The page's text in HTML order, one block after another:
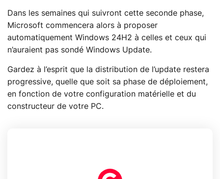
Dans les semaines qui suivront cette seconde phase,
Microsoft commencera alors à proposer
automatiquement Windows 24H2 à celles et ceux qui
n’auraient pas sondé Windows Update.
Gardez à l’esprit que la distribution de l’update restera
progressive, quelle que soit sa phase de déploiement,
en fonction de votre configuration matérielle et du
constructeur de votre PC.